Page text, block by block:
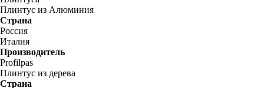
Плинтус из Алюминия
Страна
Россия
Италия
Производитель
Profilpas
Плинтус из дерева
Страна